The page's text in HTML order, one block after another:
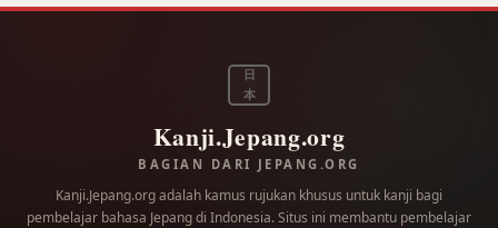
日
本
Kanji.Jepang.org
BAGIAN DARI JEPANG.ORG
Kanji.Jepang.org adalah kamus rujukan khusus untuk kanji bagi
pembelajar bahasa Jepang di Indonesia. Situs ini membantu pembelajar